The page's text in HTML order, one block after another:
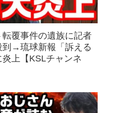
転覆事件の遺族に記者
到→琉球新報「訴える
上【KSLチャンネ